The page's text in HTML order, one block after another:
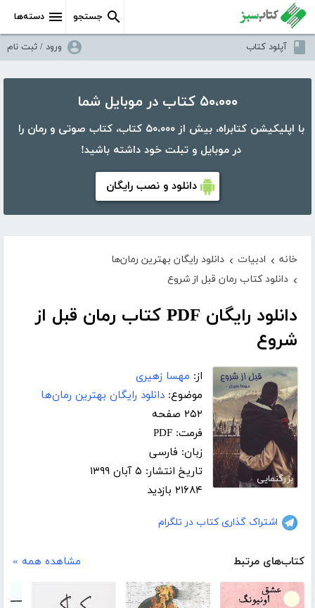
دسته‌ها جستجو
آپلود کتاب ورود / ثبت نام
۵۰،۰۰۰ کتاب در موبایل شما
با اپلیکیشن کتابراه، بیش از ۵۰،۰۰۰ کتاب، کتاب صوتی و رمان را
در موبایل و تبلت خود داشته باشید!
دانلود و نصب رایگان
خانه › ادبیات › دانلود رایگان بهترین رمان‌ها
› دانلود کتاب رمان قبل از شروع
دانلود رایگان PDF کتاب رمان قبل از
شروع
بزرگنمایی
از: مهسا زهیری
موضوع: دانلود رایگان بهترین رمان‌ها
۲۵۲ صفحه
فرمت: PDF
زبان: فارسی
تاریخ انتشار: ۵ آبان ۱۳۹۹
۲۱۶۸۴ بازدید
اشتراک گذاری کتاب در تلگرام
کتاب‌های مرتبط مشاهده همه »